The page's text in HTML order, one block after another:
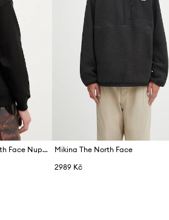
Bavlněná mikina The North Face Nuptse Oversized
Mikina The North Face
2989 Kč